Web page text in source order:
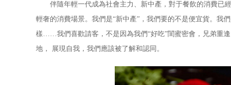
伴隨年輕一代成為社會主力、新中產，對于餐飲的消費已
輕奢的消費場景。我們是“新中產”，我們要的不是便宜貨。我
樣……我們喜歡請客，不是因為我們“好吃”閨蜜密會，兄弟重
地， 展現自我，我們應該被了解和認同。